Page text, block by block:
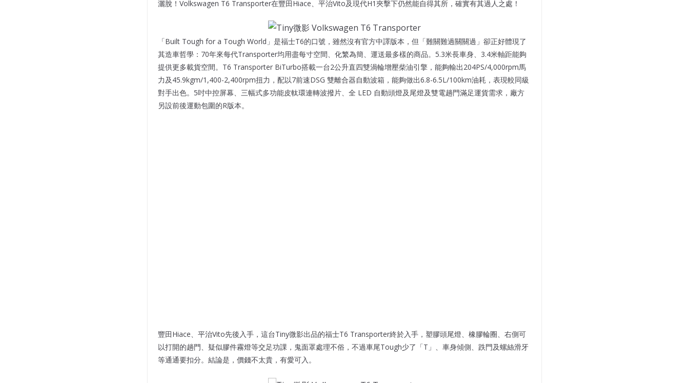
灑脫！Volkswagen T6 Transporter在豐田Hiace、平治Vito及現代H1夾擊下仍然能自得其所，確實有其過人之處！
「Built Tough for a Tough World」是福士T6的口號，雖然沒有官方中譯版本，但「難關難過關關過」卻正好體現了
其造車哲學：70年來每代Transporter均用盡每寸空間、化繁為簡、運送最多樣的商品。5.3米長車身、3.4米軸距能夠
提供更多載貨空間。T6 Transporter BiTurbo搭載一台2公升直四雙渦輪增壓柴油引擎，能夠輸出204PS/4,000rpm馬
力及45.9kgm/1,400-2,400rpm扭力，配以7前速DSG 雙離合器自動波箱，能夠做出6.8-6.5L/100km油耗，表現較同級
對手出色。5吋中控屏幕、三幅式多功能皮軚環連轉波撥片、全 LED 自動頭燈及尾燈及雙電趟門滿足運貨需求，廠方
另設前後運動包圍的R版本。
豐田Hiace、平治Vito先後入手，這台Tiny微影出品的福士T6 Transporter終於入手，塑膠頭尾燈、橡膠輪圈、右側可
以打開的趟門、疑似膠件霧燈等交足功課，鬼面罩處理不俗，不過車尾Tough少了「T」、車身傾側、跌門及螺絲滑牙
等通通要扣分。結論是，價錢不太貴，有愛可入。